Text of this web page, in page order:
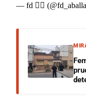
— fd 🏳️‍🌈